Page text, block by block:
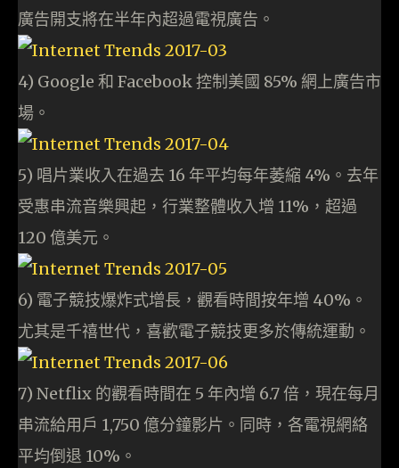
廣告開支將在半年內超過電視廣告。
4) Google 和 Facebook 控制美國 85% 網上廣告市
場。
5) 唱片業收入在過去 16 年平均每年萎縮 4%。去年
受惠串流音樂興起，行業整體收入增 11%，超過
120 億美元。
6) 電子競技爆炸式增長，觀看時間按年增 40%。
尤其是千禧世代，喜歡電子競技更多於傳統運動。
7) Netflix 的觀看時間在 5 年內增 6.7 倍，現在每月
串流給用戶 1,750 億分鐘影片。同時，各電視網絡
平均倒退 10%。